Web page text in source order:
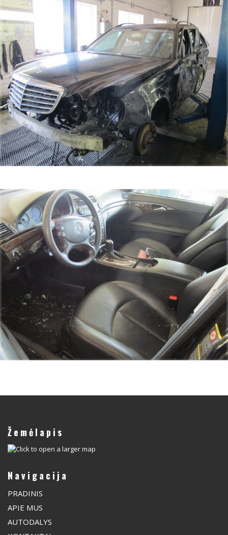
Žemėlapis
Navigacija
PRADINIS
APIE MUS
AUTODALYS